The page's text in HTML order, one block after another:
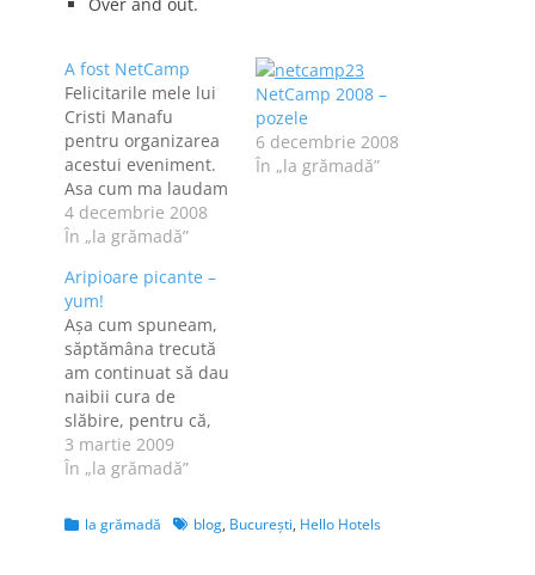
A fost NetCamp
Felicitarile mele lui
Cristi Manafu
pentru organizarea
acestui eveniment.
Asa cum ma laudam
in postul precedent,
am primit spre
carcotasi: da, l-am
dat inapoi] un
telefon Nokia N96
care este superb. Un
singur lucru i-am
gasit de bagat de
vina, dar despre
telefon voi scrie mai
multe…
4 decembrie 2008
În „la grămadă”
NetCamp 2008 –
pozele
6 decembrie 2008
În „la grămadă”
Aripioare picante –
yum!
Aşa cum spuneam,
săptămâna trecută
am continuat să dau
naibii cura de
slăbire, pentru că,
fiind tot pe drumuri,
am fost nevoită să
rapidă". Şi, pentru
că Sebi se lăudase
3 martie 2009
În „la grămadă”
Categories
la grămadă Tagsblog, Bucureşti, Hello Hotels